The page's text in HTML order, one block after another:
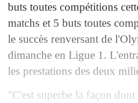
buts toutes compétitions
matchs et 5 buts toutes
le succès renversant de
dimanche en Ligue 1.
les prestations des deux
"C'est superbe la façon
01/05 PFC: Laurey va
01/05 PSG: la différence
01/05 PHOTO: les fans
01/05 Man City : B. Silva